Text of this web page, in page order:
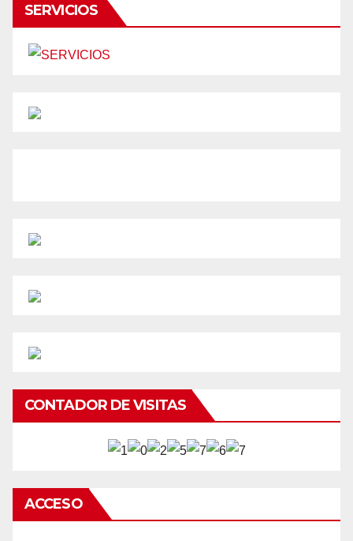
SERVICIOS
CONTADOR DE VISITAS
ACCESO